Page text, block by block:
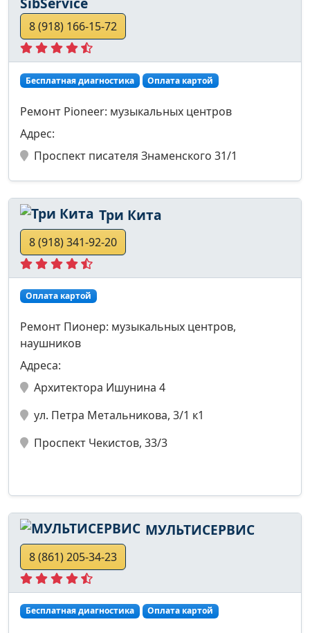
8 (918) 166-15-72
Бесплатная диагностика Оплата картой
Ремонт Pioneer: музыкальных центров
Адрес:
Проспект писателя Знаменского 31/1
Три Кита
8 (918) 341-92-20
Оплата картой
Ремонт Пионер: музыкальных центров,
наушников
Адреса:
Архитектора Ишунина 4
ул. Петра Метальникова, 3/1 к1
Проспект Чекистов, 33/3
МУЛЬТИСЕРВИС
8 (861) 205-34-23
Бесплатная диагностика Оплата картой